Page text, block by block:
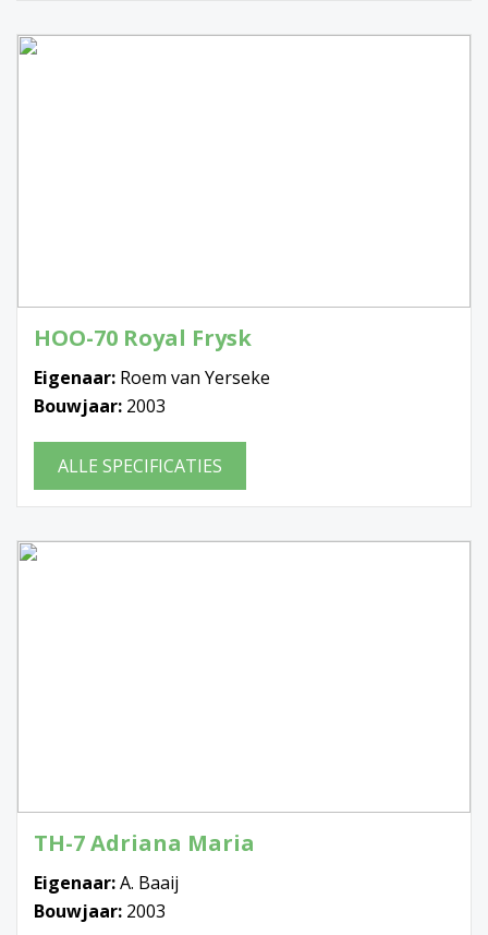
HOO-70 Royal Frysk
Eigenaar: Roem van Yerseke
Bouwjaar: 2003
ALLE SPECIFICATIES
TH-7 Adriana Maria
Eigenaar:A. Baaij
Bouwjaar: 2003